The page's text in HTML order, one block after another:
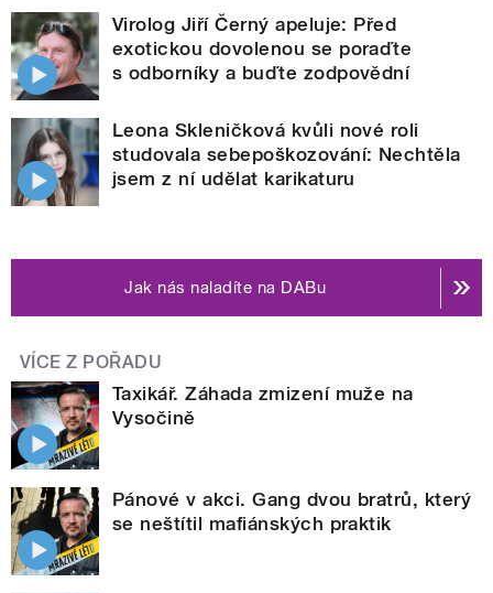
Virolog Jiří Černý apeluje: Před
exotickou dovolenou se poraďte
s odborníky a buďte zodpovědní
Leona Skleničková kvůli nové roli
studovala sebepoškozování: Nechtěla
jsem z ní udělat karikaturu
Jak nás naladíte na DABu
VÍCE Z POŘADU
Taxikář. Záhada zmizení muže na
Vysočině
Pánové v akci. Gang dvou bratrů, který
se neštítil mafiánských praktik